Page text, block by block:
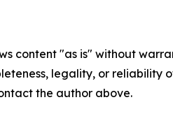
content "as is" without
legality, or
the author above.